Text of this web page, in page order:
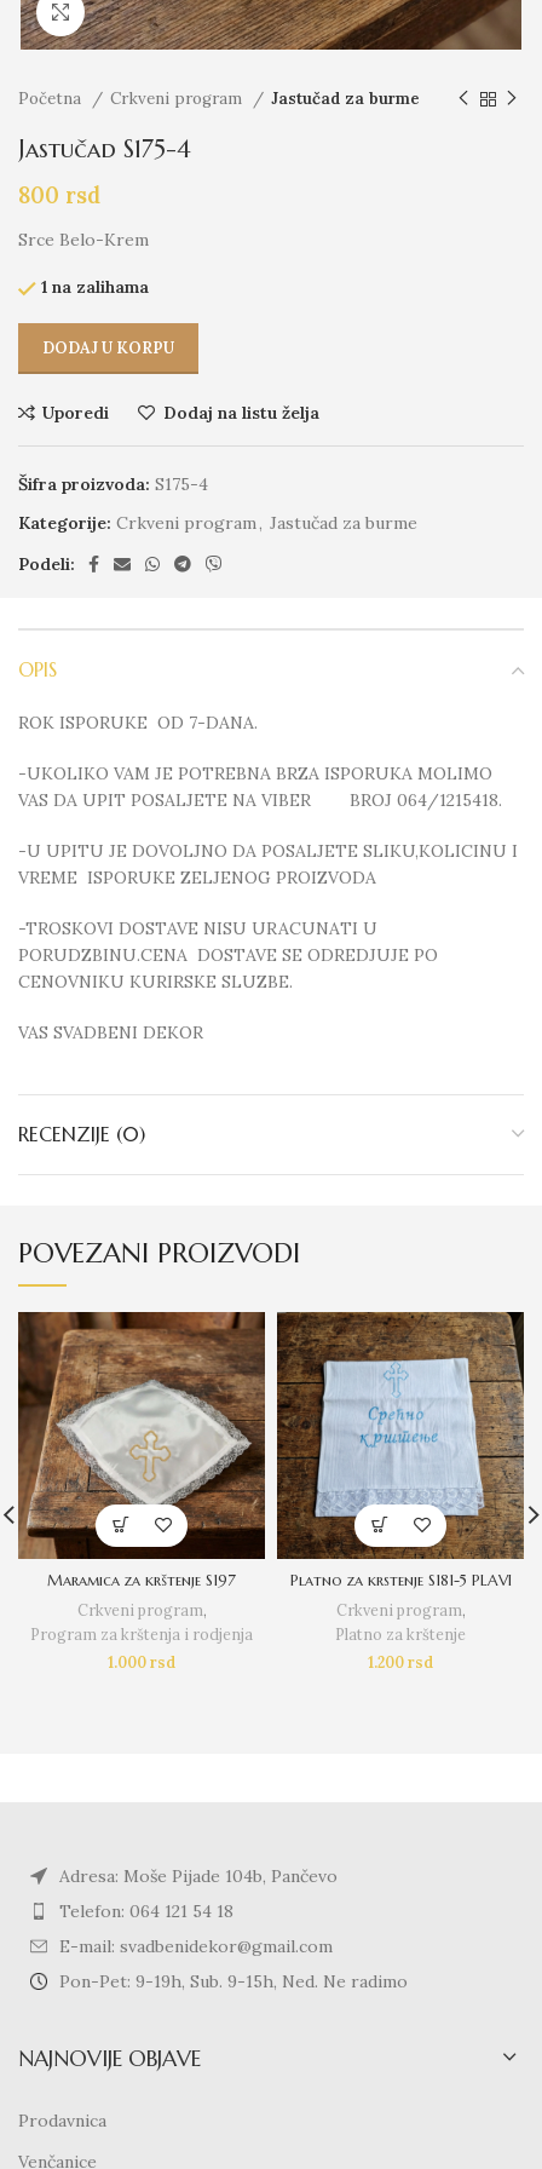
Click to enlarge
Početna Crkveni program Jastučad za burme
Jastučad S175-4
800 rsd
Srce Belo-Krem
1 na zalihama
DODAJ U KORPU
Uporedi Dodaj na listu želja
Šifra proizvoda: S175-4
Kategorije: Crkveni program , Jastučad za burme
Podeli:
OPIS
ROK ISPORUKE OD 7-DANA.
-UKOLIKO VAM JE POTREBNA BRZA ISPORUKA MOLIMO
VAS DA UPIT POSALJETE NA VIBER BROJ 064/1215418.
-U UPITU JE DOVOLJNO DA POSALJETE SLIKU,KOLICINU I
VREME ISPORUKE ZELJENOG PROIZVODA
-TROSKOVI DOSTAVE NISU URACUNATI U
PORUDZBINU.CENA DOSTAVE SE ODREDJUJE PO
CENOVNIKU KURIRSKE SLUZBE.
VAS SVADBENI DEKOR
RECENZIJE (0)
POVEZANI PROIZVODI
Maramica za krštenje S197
Crkveni program,
Program za krštenja i rodjenja
1.000rsd
Platno za krstenje S181-5 PLAVI
Crkveni program,
Platno za krštenje
1.200rsd
Adresa: Moše Pijade 104b, Pančevo
Telefon: 064 121 54 18
E-mail: svadbenidekor@gmail.com
Pon-Pet: 9-19h, Sub. 9-15h, Ned. Ne radimo
NAJNOVIJE OBJAVE
Prodavnica
Venčanice